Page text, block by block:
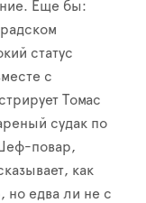
Еще бы:
статус
с
Томас
судак по
повар,
как
но едва ли не с